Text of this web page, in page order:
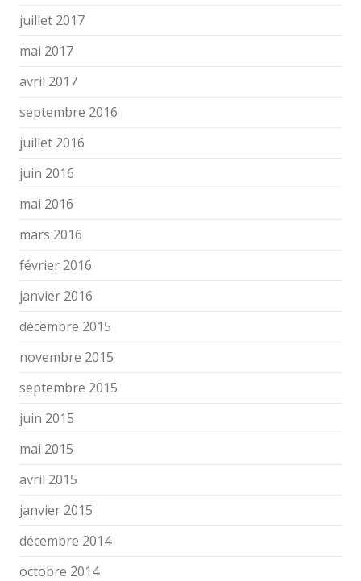
juillet 2017
mai 2017
avril 2017
septembre 2016
juillet 2016
juin 2016
mai 2016
mars 2016
février 2016
janvier 2016
décembre 2015
novembre 2015
septembre 2015
juin 2015
mai 2015
avril 2015
janvier 2015
décembre 2014
octobre 2014